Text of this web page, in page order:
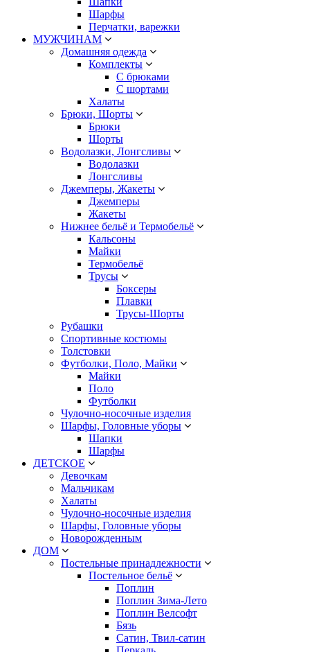
Шарфы
Перчатки, варежки
МУЖЧИНАМ
Домашняя одежда
Комплекты
С брюками
С шортами
Халаты
Брюки, Шорты
Брюки
Шорты
Водолазки, Лонгсливы
Водолазки
Лонгсливы
Джемперы, Жакеты
Джемперы
Жакеты
Нижнее бельё и Термобельё
Кальсоны
Майки
Термобельё
Трусы
Боксеры
Плавки
Трусы-Шорты
Рубашки
Спортивные костюмы
Толстовки
Футболки, Поло, Майки
Майки
Поло
Футболки
Чулочно-носочные изделия
Шарфы, Головные уборы
Шапки
Шарфы
ДЕТСКОЕ
Девочкам
Мальчикам
Халаты
Чулочно-носочные изделия
Шарфы, Головные уборы
Новорожденным
ДОМ
Постельные принадлежности
Постельное бельё
Поплин
Поплин Зима-Лето
Поплин Велсофт
Бязь
Сатин, Твил-сатин